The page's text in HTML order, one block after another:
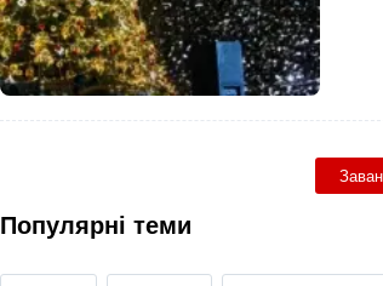
Популярні теми